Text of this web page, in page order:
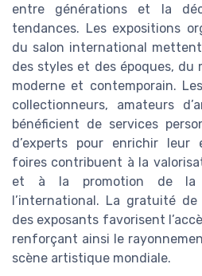
entre générations et la
tendances. Les expositions
du salon international
des styles et des époques, du
moderne et contemporain.
collectionneurs, amateurs
bénéficient de services
d’experts pour enrichir leur
foires contribuent à la
et à la promotion de la
l’international. La gratuité
des exposants favorisent
renforçant ainsi le
scène artistique mondiale.